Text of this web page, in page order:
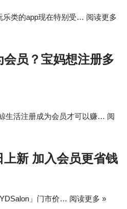
乐类的app现在特别受… 阅读更多
员？宝妈想注册多
生活注册成为会员才可以赚… 阅
新 加入会员更省钱
」门市价… 阅读更多 »